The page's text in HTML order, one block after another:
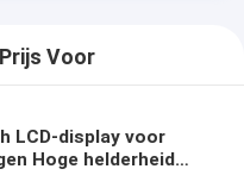
Voor
LCD-display voor
Hoge helderheid